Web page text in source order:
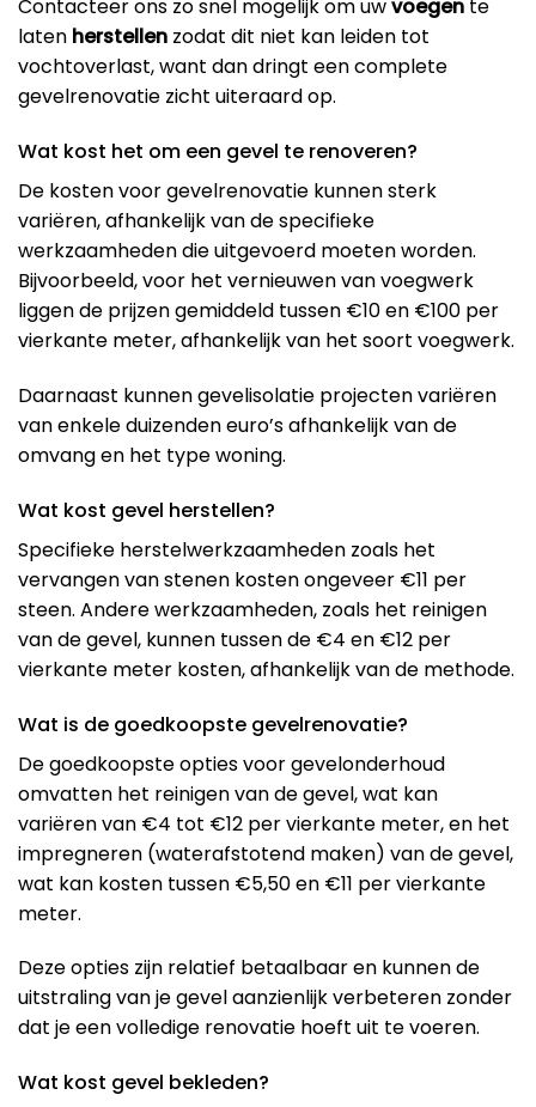
Contacteer ons zo snel mogelijk om uwvoegen te
laten herstellen zodat dit niet kan leiden tot
vochtoverlast, want dan dringt een complete
gevelrenovatie zicht uiteraard op.
Wat kost het om een gevel te renoveren?
De kosten voor gevelrenovatie kunnen sterk
variëren, afhankelijk van de specifieke
werkzaamheden die uitgevoerd moeten worden.
Bijvoorbeeld, voor het vernieuwen van voegwerk
liggen de prijzen gemiddeld tussen €10 en €100 per
vierkante meter, afhankelijk van het soort voegwerk​.
Daarnaast kunnen gevelisolatie projecten variëren
van enkele duizenden euro’s afhankelijk van de
omvang en het type woning​.
Wat kost gevel herstellen?
Specifieke herstelwerkzaamheden zoals het
vervangen van stenen kosten ongeveer €11 per
steen. Andere werkzaamheden, zoals het reinigen
van de gevel, kunnen tussen de €4 en €12 per
vierkante meter kosten, afhankelijk van de methode.
Wat is de goedkoopste gevelrenovatie?
De goedkoopste opties voor gevelonderhoud
omvatten het reinigen van de gevel, wat kan
variëren van €4 tot €12 per vierkante meter, en het
impregneren (waterafstotend maken) van de gevel,
wat kan kosten tussen €5,50 en €11 per vierkante
meter​​.
Deze opties zijn relatief betaalbaar en kunnen de
uitstraling van je gevel aanzienlijk verbeteren zonder
dat je een volledige renovatie hoeft uit te voeren.
Wat kost gevel bekleden?